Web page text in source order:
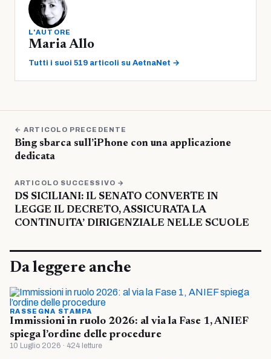
L'AUTORE
Maria Allo
Tutti i suoi 519 articoli su AetnaNet →
← ARTICOLO PRECEDENTE
Bing sbarca sull’iPhone con una applicazione
dedicata
ARTICOLO SUCCESSIVO →
DS SICILIANI: IL SENATO CONVERTE IN
LEGGE IL DECRETO, ASSICURATA LA
CONTINUITA’ DIRIGENZIALE NELLE SCUOLE
Da leggere anche
RASSEGNA STAMPA
Immissioni in ruolo 2026: al via la Fase 1, ANIEF
spiega l’ordine delle procedure
10 Luglio 2026 · 424 letture